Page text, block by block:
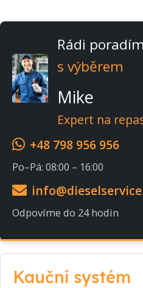
Rádi
s výběrem
Mike
Expert na
+48 798 956 956
Po–Pá: 08:00 – 16:00
Odpovíme do 24 hodin
Kauční systém